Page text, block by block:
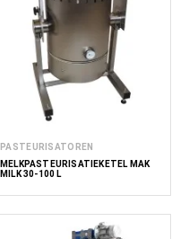
PASTEURISATOREN
MELKPASTEURISATIEKETEL MAK
MILK 30-100 L